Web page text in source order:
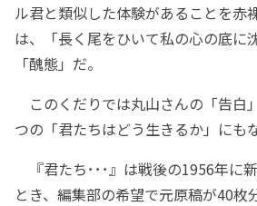
ル君と類似した体験があることを赤
は、「長く尾をひいて私の心の底に
「醜態」だ。
このくだりでは丸山さんの「告白
つの「君たちはどう生きるか」にも
『君たち･･･』は戦後の1956年に
とき、編集部の希望で元原稿が40枚